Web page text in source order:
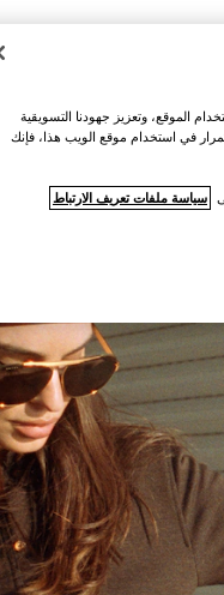
الموقع، وتعزيز جهودنا التسويقية
في استخدام موقع الويب هذا، فإنك
سياسة ملفات تعريف الارتباط